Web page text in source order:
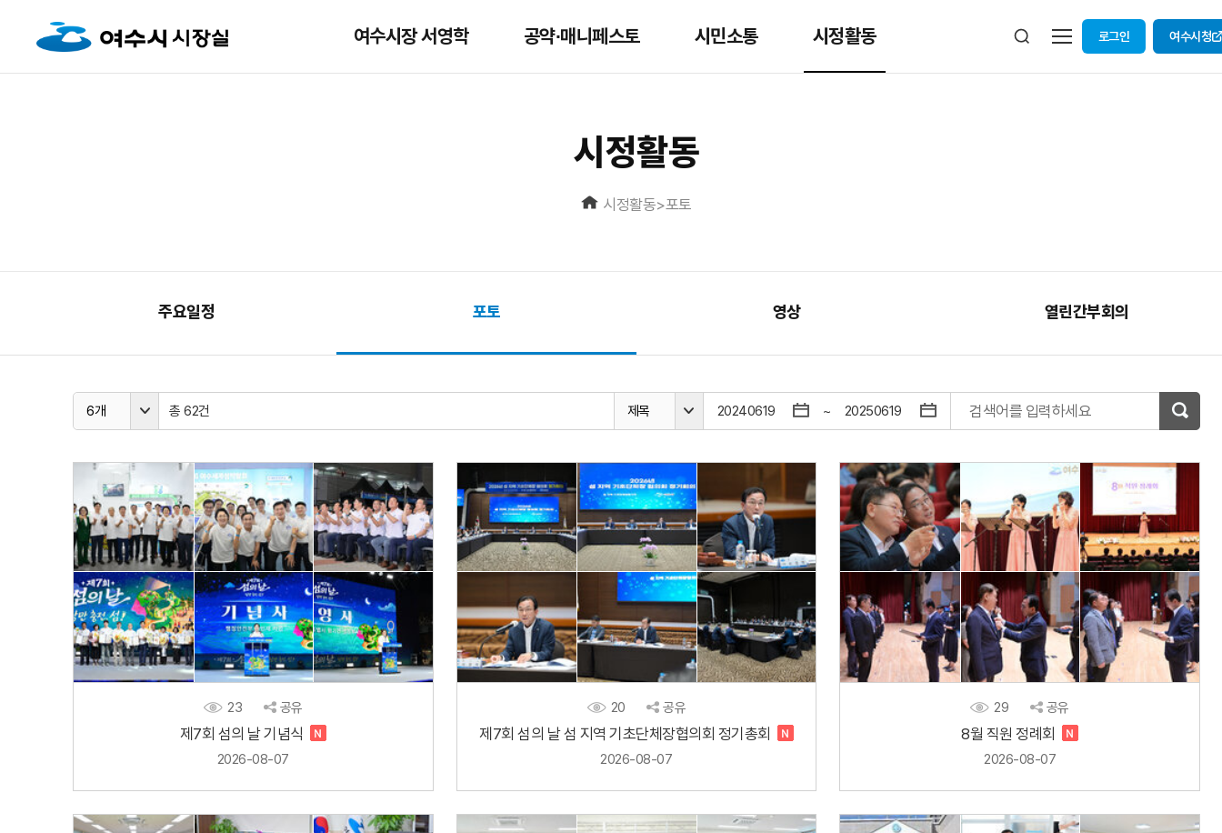
여수시장 서영학 공약∙매니페스토 시민소통 시정활동 로그인 여수시청
시정활동
시정활동>포토
주요일정 포토 영상 열린간부회의
6개 총 62건 제목 ~ 검색어를 입력하세요
23 공유
제7회 섬의 날 기념식
2026-08-07
20 공유
제7회 섬의 날 섬 지역 기초단체장협의회 정기총회
2026-08-07
29 공유
8월 직원 정례회
2026-08-07